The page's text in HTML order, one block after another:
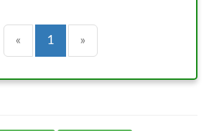
« Precedente
1 (current)
»